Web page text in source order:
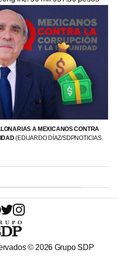
A MEXICANOS CONTRA
(EDUARDO DÍAZ/SDPNOTICIAS.
© 2026 Grupo SDP